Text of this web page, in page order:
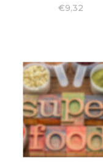
€9,32